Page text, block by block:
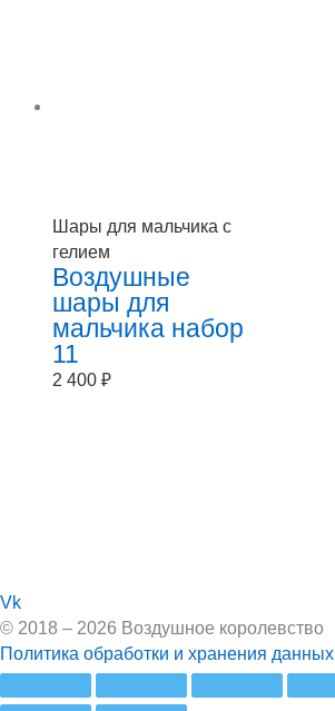
Шары для мальчика с
гелием
Воздушные
шары для
мальчика набор
11
2 400 ₽
Vk
© 2018 – 2026 Воздушное королевство
Политика обработки и хранения данных